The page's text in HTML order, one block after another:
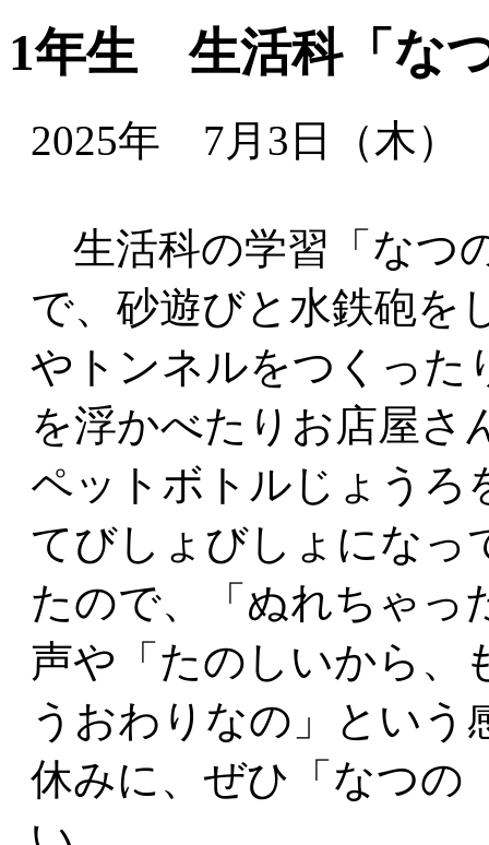
1年生 生活科「な
2025年 7月3日（木）
生活科の学習「な
で、砂遊びと水鉄砲を
やトンネルをつくった
を浮かべたりお店屋さ
ペットボトルじょうろ
てびしょびしょになっ
たので、「ぬれちゃっ
声や「たのしいから、
うおわりなの」という
休みに、ぜひ「なつ